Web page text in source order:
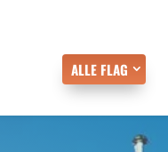
ALLE FLAG